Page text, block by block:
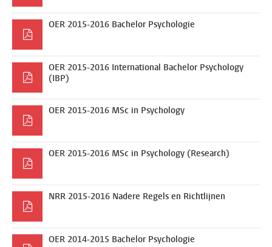
OER 2015-2016 Bachelor Psychologie
OER 2015-2016 International Bachelor Psychology
(IBP)
OER 2015-2016 MSc in Psychology
OER 2015-2016 MSc in Psychology (Research)
NRR 2015-2016 Nadere Regels en Richtlijnen
OER 2014-2015 Bachelor Psychologie